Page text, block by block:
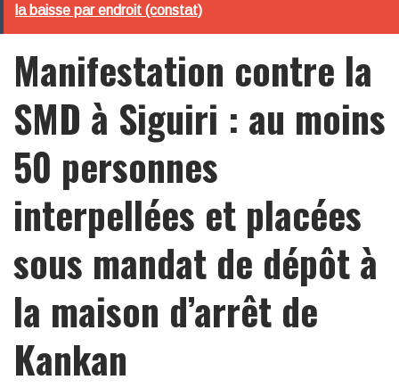
la baisse par endroit (constat)
Manifestation contre la
SMD à Siguiri : au moins
50 personnes
interpellées et placées
sous mandat de dépôt à
la maison d’arrêt de
Kankan